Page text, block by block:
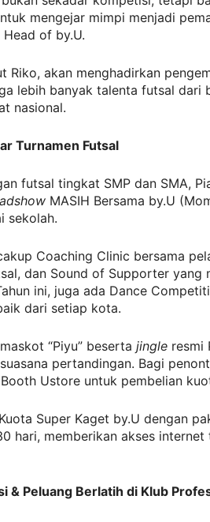
mengejar mimpi menjadi
of by.U.
Riko, akan menghadirkan
lebih banyak talenta futsal dari
nasional.
Turnamen Futsal
futsal tingkat SMP dan SMA,
MASIH Bersama by.U
sekolah.
Coaching Clinic bersama
dan Sound of Supporter yang
ini, juga ada Dance
dari setiap kota.
“Piyu” beserta jingle resmi
pertandingan. Bagi
Ustore untuk pembelian
Super Kaget by.U dengan
hari, memberikan akses
& Peluang Berlatih di Klub